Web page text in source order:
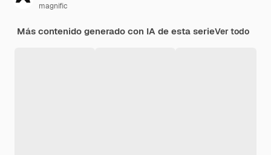
magnific
Más contenido generado con IA de esta serieVer todo